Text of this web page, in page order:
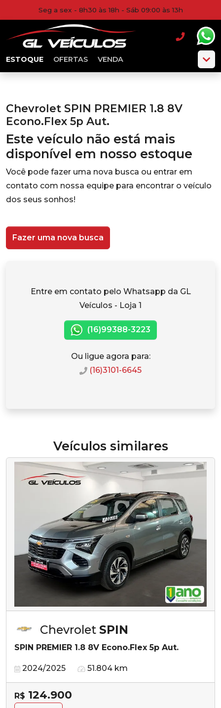
Seg a sex - 8h30 às 18h - Sáb 09:00 às 13h
ESTOQUE OFERTAS VENDA
Chevrolet SPIN PREMIER 1.8 8V
Econo.Flex 5p Aut.
Este veículo não está mais
disponível em nosso estoque
Você pode fazer uma nova busca ou entrar em
contato com nossa equipe para encontrar o veículo
dos seus sonhos!
Fazer uma nova busca
Entre em contato pelo Whatsapp da GL
Veículos - Loja 1
(16)99388-3223
Ou ligue agora para:
(16)3101-6645
Veículos similares
Chevrolet SPIN
SPIN PREMIER 1.8 8V Econo.Flex 5p Aut.
2024/2025 51.804 km
R$ 124.900